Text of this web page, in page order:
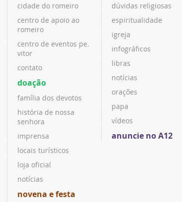
cidade do romeiro
centro de apoio ao
romeiro
centro de eventos pe.
vitor
contato
doação
família dos devotos
história de nossa
senhora
imprensa
locais turísticos
loja oficial
notícias
novena e festa
dúvidas religiosas
espiritualidade
igreja
infográficos
libras
notícias
orações
papa
vídeos
anuncie no A12